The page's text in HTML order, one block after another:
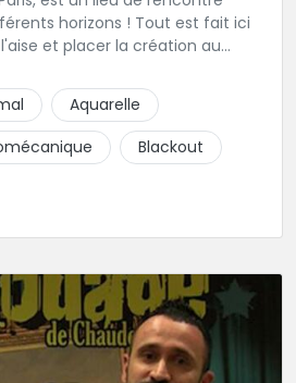
horizons ! Tout est fait ici
et placer la création au
Aquarelle
Blackout